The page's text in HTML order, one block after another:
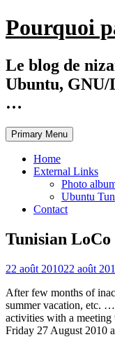
Skip
to
Pourquoi
Le blog de
Ubuntu, GNU/
…
Primary Menu
Home
External Links
Photo
Ubuntu
Contact
Tunisian LoCo
22 août 201022 août
After few months of
summer vacation, etc.
activities with a
Friday 27 August 2010